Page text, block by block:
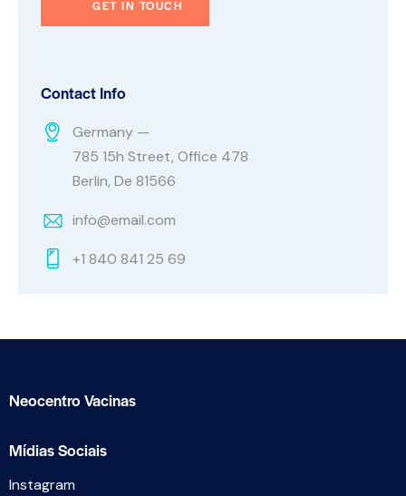
Contact Info
Germany —
785 15h Street, Office 478
Berlin, De 81566
info@email.com
+1 840 841 25 69
Neocentro Vacinas
Mídias Sociais
Instagram